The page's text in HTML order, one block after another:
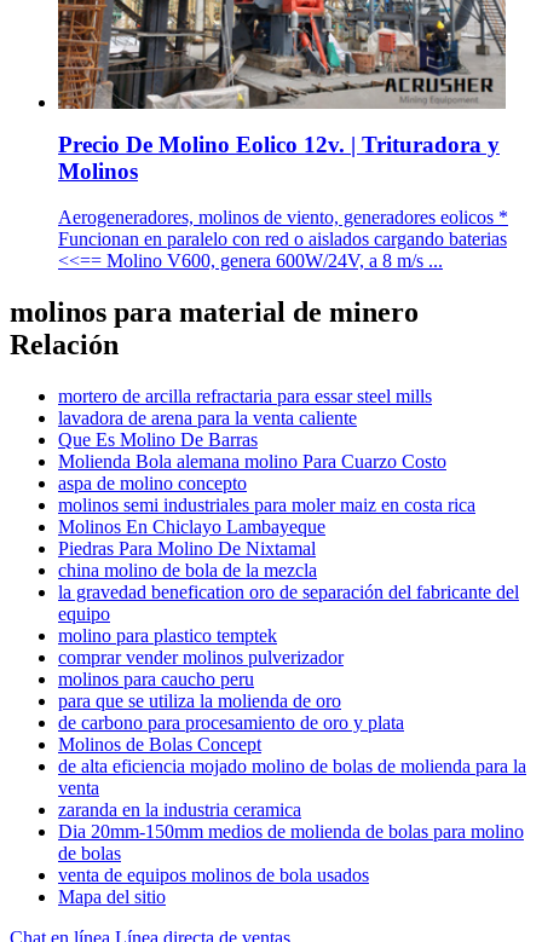
Precio De Molino Eolico 12v. | Trituradora y
Molinos
Aerogeneradores, molinos de viento, generadores eolicos *
Funcionan en paralelo con red o aislados cargando baterias
<<== Molino V600, genera 600W/24V, a 8 m/s ...
molinos para material de minero
Relación
mortero de arcilla refractaria para essar steel mills
lavadora de arena para la venta caliente
Que Es Molino De Barras
Molienda Bola alemana molino Para Cuarzo Costo
aspa de molino concepto
molinos semi industriales para moler maiz en costa rica
Molinos En Chiclayo Lambayeque
Piedras Para Molino De Nixtamal
china molino de bola de la mezcla
la gravedad benefication oro de separación del fabricante del
equipo
molino para plastico temptek
comprar vender molinos pulverizador
molinos para caucho peru
para que se utiliza la molienda de oro
de carbono para procesamiento de oro y plata
Molinos de Bolas Concept
de alta eficiencia mojado molino de bolas de molienda para la
venta
zaranda en la industria ceramica
Dia 20mm-150mm medios de molienda de bolas para molino
de bolas
venta de equipos molinos de bola usados
Mapa del sitio
Chat en línea Línea directa de ventas